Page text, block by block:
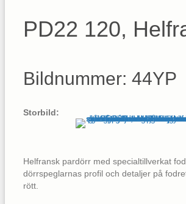
PD22 120,
Bildnummer: 44YP
Storbild:
Helfransk pardörr med specialtillverkat
dörrspeglarnas profil och detaljer på
rött.